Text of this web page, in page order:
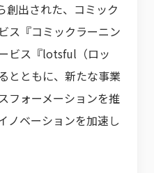
創出された、コミック
ス『コミックラーニン
ビス『lotsful（ロッ
とともに、新たな事業
フォーメーションを推
ノベーションを加速し